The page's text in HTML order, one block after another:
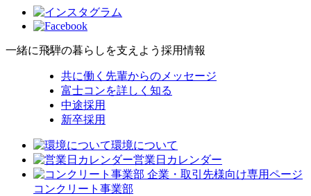
一緒に飛騨の暮らしを支えよう 採用情報
共に働く先輩からのメッセージ
富士コンを詳しく知る
中途採用
新卒採用
環境について
営業日カレンダー
コンクリート事業部